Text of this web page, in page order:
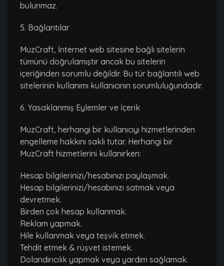
bulunmaz.
5. Bağlantılar
MuzCraft, İnternet web sitesine bağlı sitelerin
tümünü doğrulamıştır ancak bu sitelerin
içeriğinden sorumlu değildir. Bu tür bağlantılı web
sitelerinin kullanımı kullanıcının sorumluluğundadır.
6. Yasaklanmış Eylemler ve İçerik
MuzCraft, herhangi bir kullanıcıyı hizmetlerinden
engelleme hakkını saklı tutar. Herhangi bir
MuzCraft hizmetlerini kullanırken:
Hesap bilgilerinizi/hesabınızı paylaşmak.
Hesap bilgilerinizi/hesabınızı satmak veya
devretmek.
Birden çok hesap kullanmak.
Reklam yapmak.
Hile kullanmak veya teşvik etmek.
Tehdit etmek & rüşvet istemek.
Dolandırıcılık yapmak veya yardım sağlamak.